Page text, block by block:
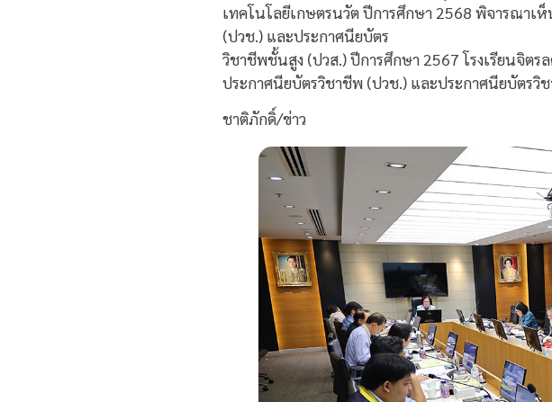
เทคโนโลยีเกษตรนวัต ปีการศึกษา 2568 พิจารณาเ
(ปวช.) และประกาศนียบัตร
วิชาชีพชั้นสูง (ปวส.) ปีการศึกษา 2567 โรงเรียนจิต
ประกาศนียบัตรวิชาชีพ (ปวช.) และประกาศนียบัตรวิ
ชาติภักดิ์/ข่าว